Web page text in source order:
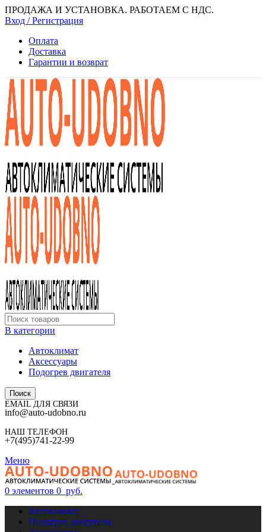
ПРОДАЖА И УСТАНОВКА. РАБОТАЕМ С НДС.
Вход / Регистрация
Оплата
Доставка
Гарантии и возврат
В категории
Автоклимат
Аксессуары
Подогрев двигателя
Поиск
EMAIL ДЛЯ СВЯЗИ
info@auto-udobno.ru
НАШ ТЕЛЕФОН
+7(495)741-22-99
Меню
0 элементов 0 руб.
Автоклимат
Подогрев двигателя